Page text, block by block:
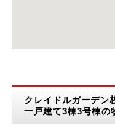
クレイドルガーデン
一戸建て3棟3号棟の